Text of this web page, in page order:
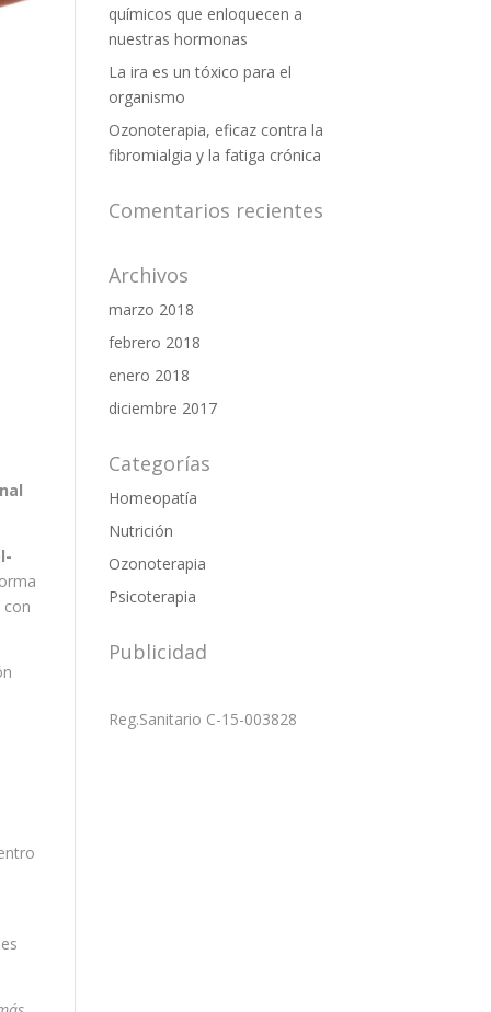
con
químicos que enloquecen a
nuestras hormonas
La ira es un tóxico para el
organismo
Ozonoterapia, eficaz contra la
fibromialgia y la fatiga crónica
Comentarios recientes
Archivos
marzo 2018
febrero 2018
enero 2018
diciembre 2017
Categorías
Homeopatía
Nutrición
Ozonoterapia
Psicoterapia
Publicidad
Reg.Sanitario C-15-003828